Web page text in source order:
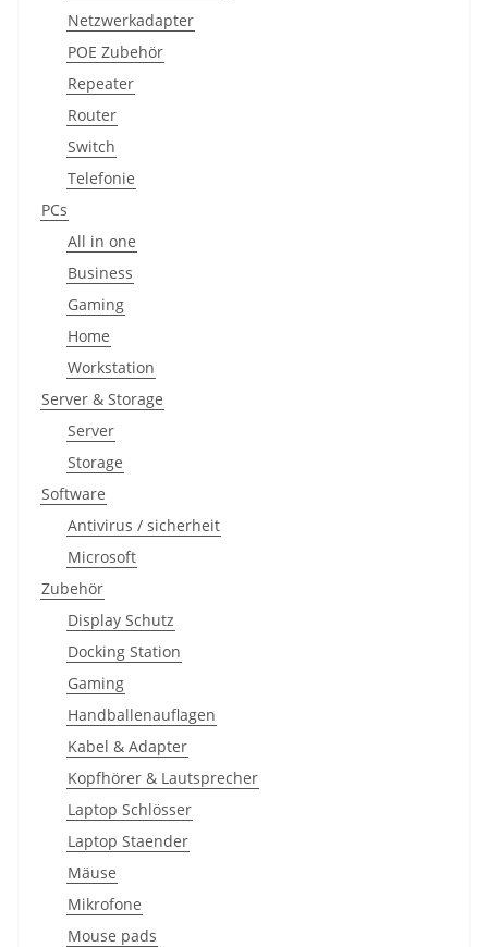
Netzwerkadapter
POE Zubehör
Repeater
Router
Switch
Telefonie
PCs
All in one
Business
Gaming
Home
Workstation
Server & Storage
Server
Storage
Software
Antivirus / sicherheit
Microsoft
Zubehör
Display Schutz
Docking Station
Gaming
Handballenauflagen
Kabel & Adapter
Kopfhörer & Lautsprecher
Laptop Schlösser
Laptop Staender
Mäuse
Mikrofone
Mouse pads